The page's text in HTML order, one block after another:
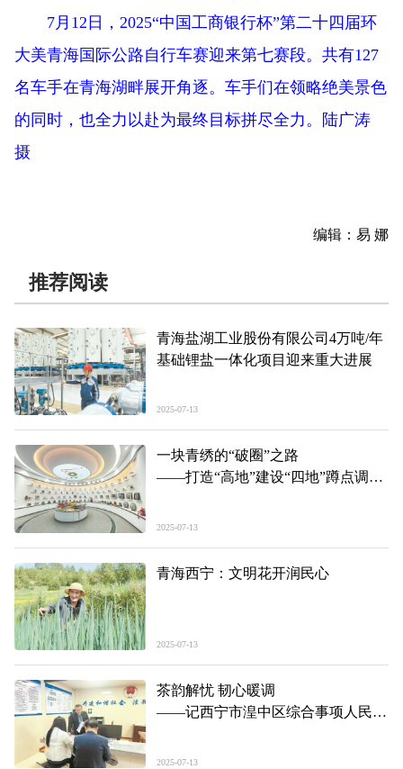
7月12日，2025“中国工商银行杯”第二十四届环
大美青海国际公路自行车赛迎来第七赛段。共有127
名车手在青海湖畔展开角逐。车手们在领略绝美景色
的同时，也全力以赴为最终目标拼尽全力。陆广涛
摄
编辑：易 娜
推荐阅读
青海盐湖工业股份有限公司4万吨/年
基础锂盐一体化项目迎来重大进展
2025-07-13
一块青绣的“破圈”之路
——打造“高地”建设“四地”蹲点调研
2025-07-13
青海西宁：文明花开润民心
2025-07-13
茶韵解忧 韧心暖调
——记西宁市湟中区综合事项人民调
2025-07-13